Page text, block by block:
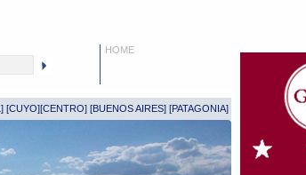
HOME
] [CUYO][CENTRO] [BUENOS AIRES] [PATAGONIA]